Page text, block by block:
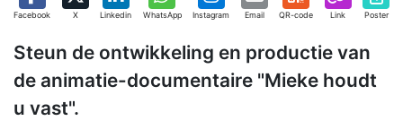
Facebook X Linkedin WhatsApp Instagram Email QR-code Link Poster
Steun de ontwikkeling en productie van
de animatie-documentaire "Mieke houdt
u vast".